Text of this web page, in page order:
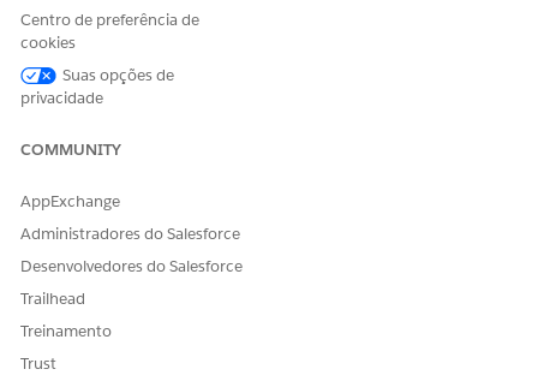
SelecioneFSC/OrderCheckbook
Clique em
Clique emAtivar versão
Centro de preferência de
cookies
Suas opções de
privacidade
COMMUNITY
AppExchange
Administradores do Salesforce
Desenvolvedores do Salesforce
Trailhead
Treinamento
Trust